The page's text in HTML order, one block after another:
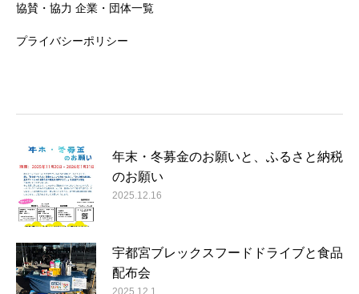
協賛・協力 企業・団体一覧
プライバシーポリシー
年末・冬募金のお願いと、ふるさと納税
のお願い
2025.12.16
宇都宮ブレックスフードドライブと食品
配布会
2025.12.1